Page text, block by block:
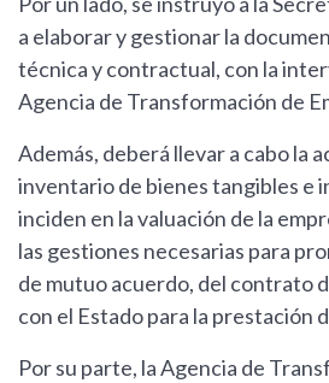
a elaborar y gestionar la
técnica y contractual, con la
Agencia de Transformación de
Además, deberá llevar a cabo la
inventario de bienes tangibles e
inciden en la valuación de la
las gestiones necesarias para
de mutuo acuerdo, del contrato
con el Estado para la prestación
Por su parte, la Agencia de